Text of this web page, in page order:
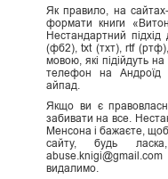
Як правило, на
формати книги
Нестандартний
(фб2), txt (тхт), rtf
мовою, які підійдуть
телефон на Андроїд
айпад.
Якщо ви є
забивати на все.
Менсона і бажаєте,
сайту, будь
видалимо.